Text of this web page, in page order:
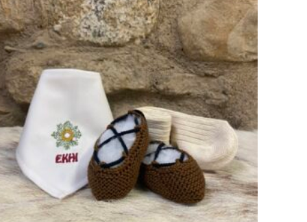
43,00€
AÑADIR AL CARRITO